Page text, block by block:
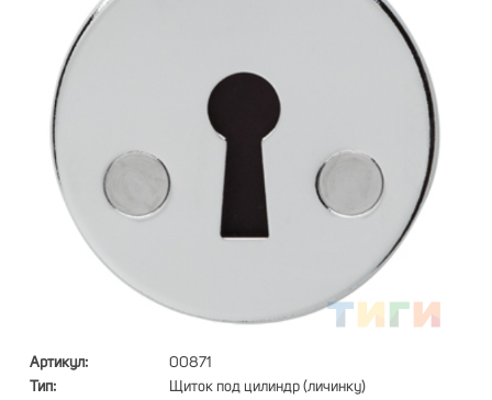
Артикул:
00871
Тип:
Щиток под цилиндр (личинку)